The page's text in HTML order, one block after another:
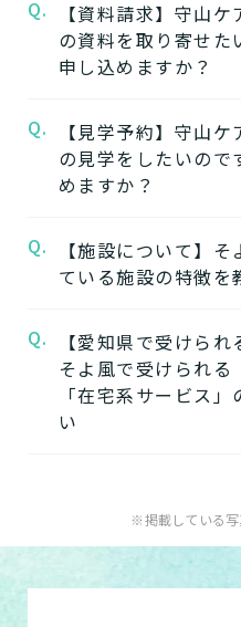
ています。
★施設の雰囲気★
は施設の写真から
す。
要介護度：要支援1
介護2、要介護3、
※施設ごとに年齢な
※認定のご状況によ
が変わります。
※詳細については各
Q.
【資料請求】守山
の資料を取り寄せた
申し込めますか？
守山ケアコミュニテ
よりご請求いただけ
守山ケアコミュニ
★そのほかこの介
電話：0120-384-
お問い合わせフォ
Q.
【見学予約】守山
の見学をしたいので
めますか？
守山ケアコミュニテ
よりお申込みいた
む
★そのほかこの介
お問い合わせフォ
Q.
【施設について】
ている施設の特徴を
そよ風では下記の
意しています。それ
用者様の目的、要
ただけます。
健康型有料老人ホ
健康型有料老人ホ
なります
Q.
【愛知県で受けられ
そよ風で受けられる
「在宅系サービス
い
入居系サービス：
の施設一覧は以下
※掲載している写